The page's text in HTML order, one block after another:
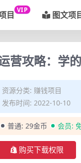
目 VIP 图文项
营攻略：学
资源分类: 赚钱项目
发布时间: 2022-10-10
普通: 29金币 会员:
购买下载权限